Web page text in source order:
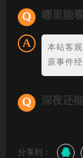
哪里能
本站客
原事件经
深夜还
分享到：